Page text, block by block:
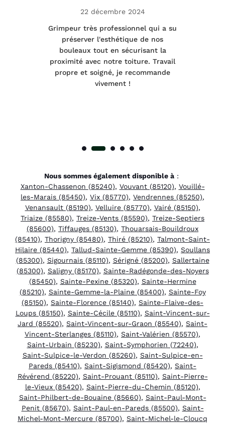
22 décembre 2024
Grimpeur très professionnel qui a su
préserver l'esthétique de nos
bouleaux tout en sécurisant la
proximité avec notre toiture. Travail
propre et soigné, je recommande
vivement !
Nous sommes également disponible à:
Xanton-Chassenon (85240), Vouvant (85120), Vouillé-
les-Marais (85450), Vix (85770), Vendrennes (85250),
Venansault (85190), Velluire (85770), Vairé (85150),
Triaize (85580), Treize-Vents (85590), Treize-Septiers
(85600), Tiffauges (85130), Thouarsais-Bouildroux
(85410), Thorigny (85480), Thiré (85210), Talmont-Saint-
Hilaire (85440), Tallud-Sainte-Gemme (85390), Soullans
(85300), Sigournais (85110), Sérigné (85200), Sallertaine
(85300), Saligny (85170), Sainte-Radégonde-des-Noyers
(85450), Sainte-Pexine (85320), Sainte-Hermine
(85210), Sainte-Gemme-la-Plaine (85400), Sainte-Foy
(85150), Sainte-Florence (85140), Sainte-Flaive-des-
Loups (85150), Sainte-Cécile (85110), Saint-Vincent-sur-
Jard (85520), Saint-Vincent-sur-Graon (85540), Saint-
Vincent-Sterlanges (85110), Saint-Valérien (85570),
Saint-Urbain (85230), Saint-Symphorien (72240),
Saint-Sulpice-le-Verdon (85260), Saint-Sulpice-en-
Pareds (85410), Saint-Sigismond (85420), Saint-
Révérend (85220), Saint-Prouant (85110), Saint-Pierre-
le-Vieux (85420), Saint-Pierre-du-Chemin (85120),
Saint-Philbert-de-Bouaine (85660), Saint-Paul-Mont-
Penit (85670), Saint-Paul-en-Pareds (85500), Saint-
Michel-Mont-Mercure (85700), Saint-Michel-le-Cloucq